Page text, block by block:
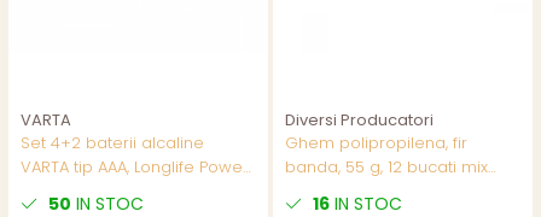
VARTA
Set 4+2 baterii alcaline
VARTA tip AAA, Longlife Power,
50 IN STOC
Diversi Producatori
Ghem polipropilena, fir
banda, 55 g, 12 bucati mix
16 IN STOC